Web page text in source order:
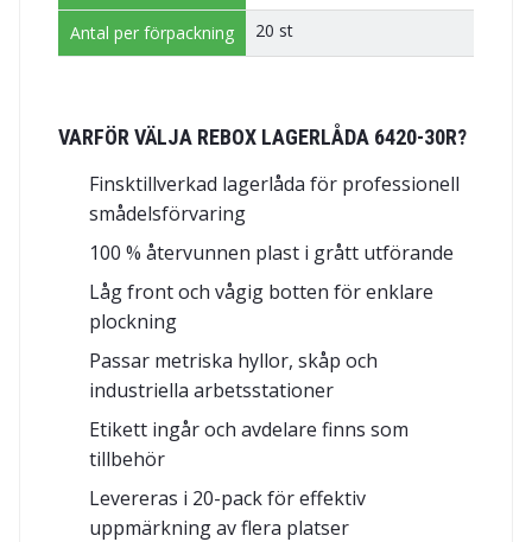
Antal per förpackning 20 st
VARFÖR VÄLJA REBOX LAGERLÅDA 6420-30R?
Finsktillverkad lagerlåda för professionell
smådelsförvaring
100 % återvunnen plast i grått utförande
Låg front och vågig botten för enklare
plockning
Passar metriska hyllor, skåp och
industriella arbetsstationer
Etikett ingår och avdelare finns som
tillbehör
Levereras i 20-pack för effektiv
uppmärkning av flera platser